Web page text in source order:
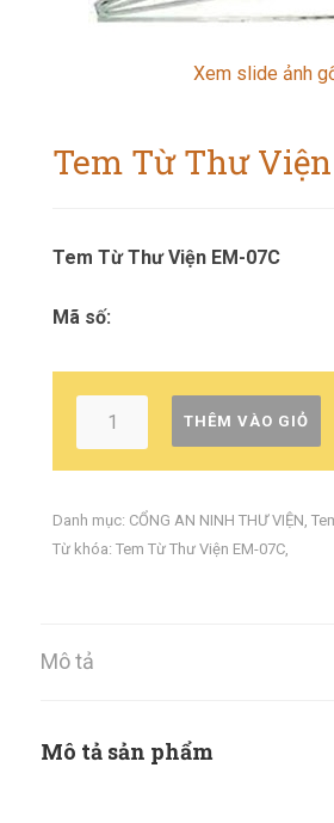
Xem slide ảnh
Tem Từ Thư
Tem Từ Thư Viện EM-07C
Mã số:
THÊM VÀO GIỎ
Danh mục: CỔNG AN NINH THƯ VIỆN,
Từ khóa: Tem Từ Thư Viện EM-07C,
Mô tả
Mô tả sản phẩm